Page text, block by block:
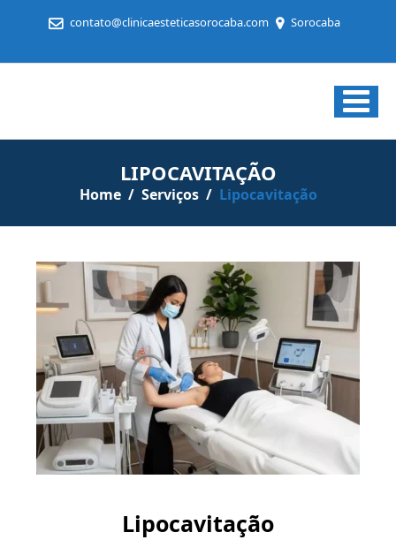
contato@clinicaesteticasorocaba.com Sorocaba
LIPOCAVITAÇÃO
Home / Serviços / Lipocavitação
Lipocavitação